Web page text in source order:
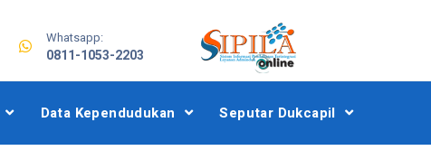
Whatsapp:
0811-1053-2203
Data Kependudukan Seputar Dukcapil